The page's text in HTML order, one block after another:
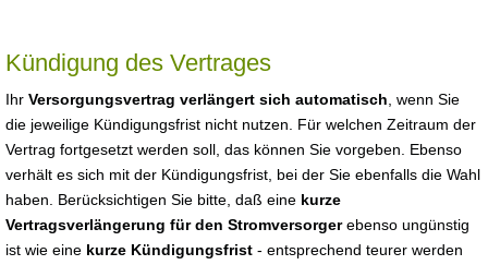
Kündigung des Vertrages
Ihr Versorgungsvertrag verlängert sich automatisch , wenn Sie
die jeweilige Kündigungsfrist nicht nutzen. Für welchen Zeitraum der
Vertrag fortgesetzt werden soll, das können Sie vorgeben. Ebenso
verhält es sich mit der Kündigungsfrist, bei der Sie ebenfalls die Wahl
haben. Berücksichtigen Sie bitte, daß eine kurze
Vertragsverlängerung für den Stromversorgerebenso ungünstig
ist wie eine kurze Kündigungsfrist - entsprechend teurer werden